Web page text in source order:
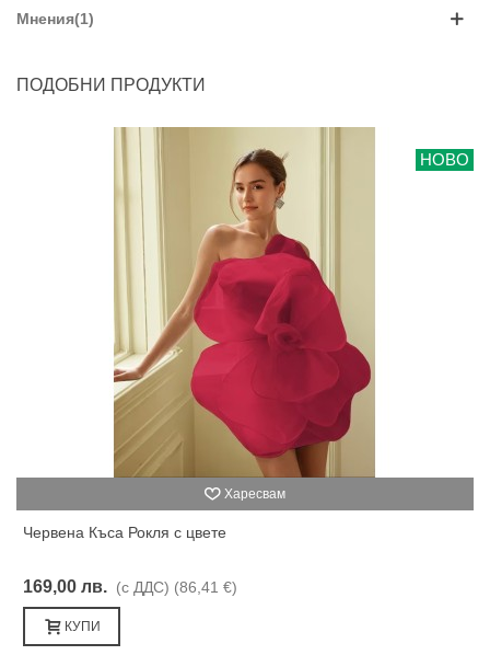
Мнения(1)
ПОДОБНИ ПРОДУКТИ
НОВО
Харесвам
Червена Къса Рокля с цвете
169,00 лв. (с ДДС) (86,41 €)
КУПИ